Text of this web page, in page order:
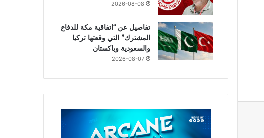
2026-08-08
تفاصيل عن “اتفاقية مكة للدفاع
المشترك” التي وقعتها تركيا
والسعودية وباكستان
2026-08-07